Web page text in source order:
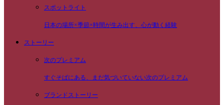
スポットライト
日本の場所×季節×時間が生み出す、心が動く経験
ストーリー
次のプレミアム
すぐそばにある、まだ気づいていない次のプレミアム
ブランドストーリー